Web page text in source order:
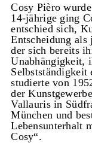
Cosy Pièro
14-jährige ging
entschied sich,
Entscheidung als
der sich bereits
Unabhängigkeit,
Selbstständigkeit
studierte von
der
Vallauris in
München und
Lebensunterhalt
Cosy“.